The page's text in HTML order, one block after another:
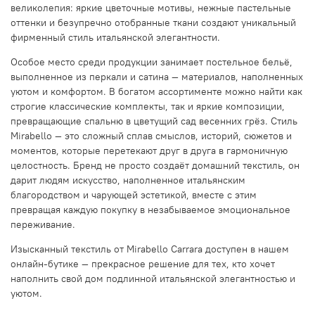
великолепия: яркие цветочные мотивы, нежные пастельные
оттенки и безупречно отобранные ткани создают уникальный
фирменный стиль итальянской элегантности.
Особое место среди продукции занимает постельное бельё,
выполненное из перкали и сатина — материалов, наполненных
уютом и комфортом. В богатом ассортименте можно найти как
строгие классические комплекты, так и яркие композиции,
превращающие спальню в цветущий сад весенних грёз. Стиль
Mirabello — это сложный сплав смыслов, историй, сюжетов и
моментов, которые перетекают друг в друга в гармоничную
целостность. Бренд не просто создаёт домашний текстиль, он
дарит людям искусство, наполненное итальянским
благородством и чарующей эстетикой, вместе с этим
превращая каждую покупку в незабываемое эмоциональное
переживание.
Изысканный текстиль от Mirabello Carrara доступен в нашем
онлайн-бутике — прекрасное решение для тех, кто хочет
наполнить свой дом подлинной итальянской элегантностью и
уютом.